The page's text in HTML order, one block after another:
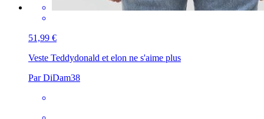
51,99 €
Veste Teddydonald et elon ne s'aime plus
Par DiDam38